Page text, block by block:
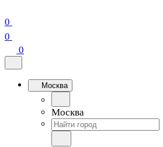
0
0
0
Москва
Москва